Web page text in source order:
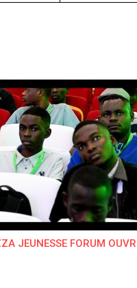
JEUNESSE FORUM